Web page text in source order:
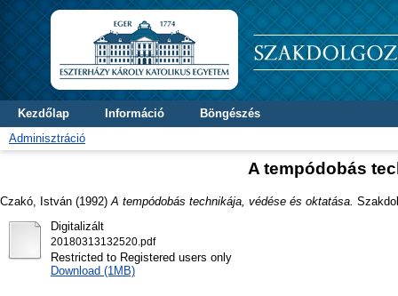
Kezdőlap Információ
Böngészés
Adminisztráció
A tempódobás
Czakó, István (1992) A tempódobás technikája, védése és oktatása.
Digitalizált
20180313132520.pdf
Restricted to Registered users only
Download (1MB)